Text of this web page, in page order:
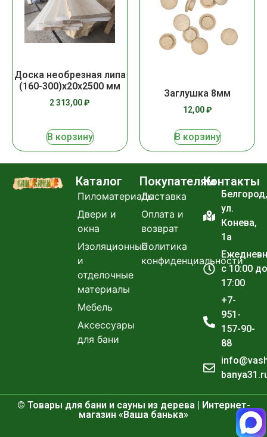
Доска необрезная липа
(160-300)х20х2500 мм
2 313,00₽
В корзину
Заглушка 8мм
12,00₽
В корзину
Каталог
Пиломатериалы
Двери и
окна
Изоляционные
и
отделочные
материалы
Мебель
Аксессуары
для бани
Покупателям
Доставка
Оплата и
возврат
Политика
конфиденциальности
Контакты
Белгород,
ул.
Конева,
1а
с 10:00 до
17:00
+7-
951-
157-90-
88
© Товары для бани и сауны из дерева | Интернет-
магазин «Ваша банька»